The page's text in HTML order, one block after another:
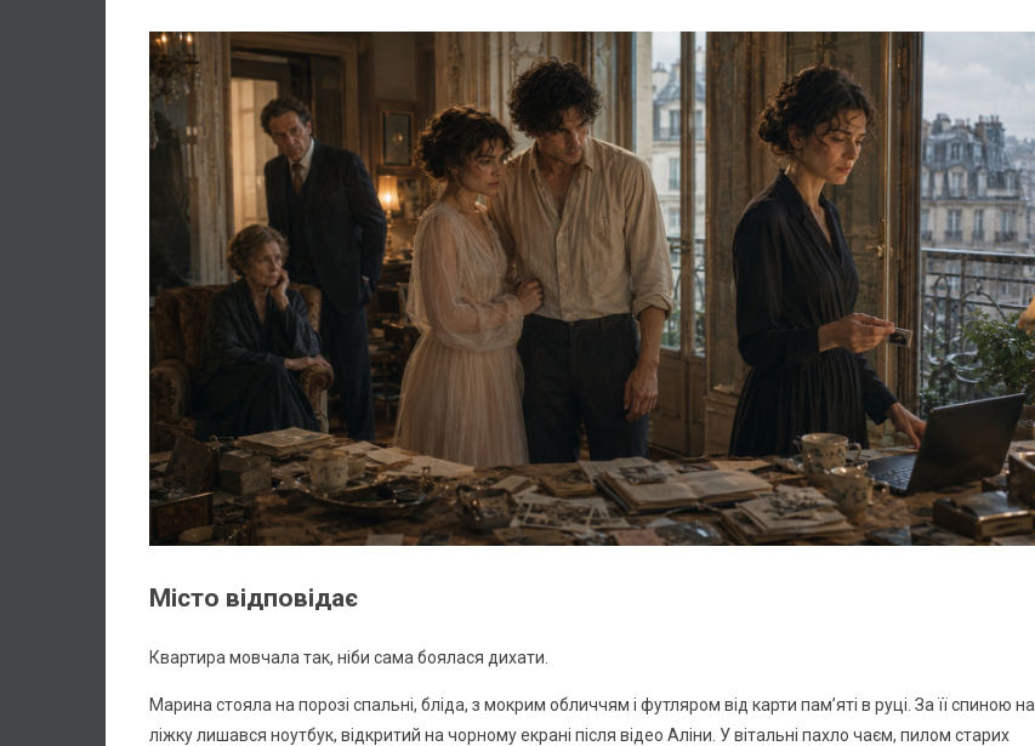
Місто відповідає
Квартира мовчала так, ніби сама боялася дихати.
Марина стояла на порозі спальні, бліда, з мокрим обличчям і футляром від карти пам’яті в руці. За її спиною на
ліжку лишався ноутбук, відкритий на чорному екрані після відео Аліни. У вітальні пахло чаєм, пилом старих